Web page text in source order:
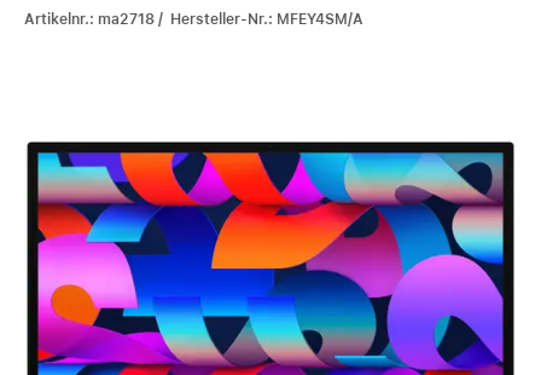
Artikelnr.: ma2718 / Hersteller-Nr.: MFEY4SM/A